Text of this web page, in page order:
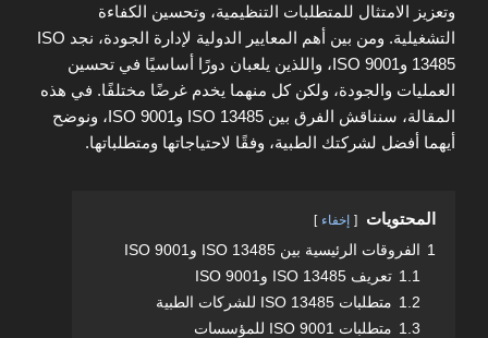
وتعزيز الامتثال للمتطلبات التنظيمية، وتحسين الكفاءة
التشغيلية. ومن بين أهم المعايير الدولية لإدارة الجودة، نجد ISO
13485 وISO 9001، واللذين يلعبان دورًا أساسيًا في تحسين
العمليات والجودة، ولكن كل منهما يخدم غرضًا مختلفًا. في هذه
المقالة، سنناقش الفرق بين ISO 13485 وISO 9001، ونوضح
أيهما أفضل لشركتك الطبية، وفقًا لاحتياجاتها ومتطلباتها.
المحتويات إخفاء
1 الفروقات الرئيسية بين ISO 13485 وISO 9001
1.1 تعريف ISO 13485 وISO 9001
1.2 متطلبات ISO 13485 للشركات الطبية
1.3 متطلبات ISO 9001 للمؤسسات